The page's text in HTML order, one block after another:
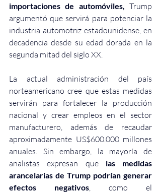
importaciones de automóviles, Trump
argumentó que servirá para potenciar la
industria automotriz estadounidense, en
decadencia desde su edad dorada en la
segunda mitad del siglo XX.
La actual administración del país
norteamericano cree que estas medidas
servirán para fortalecer la producción
nacional y crear empleos en el sector
manufacturero, además de recaudar
aproximadamente US$600.000 millones
anuales. Sin embargo, la mayoría de
analistas expresan que las medidas
arancelarias de Trump podrían generar
efectos negativos , como el